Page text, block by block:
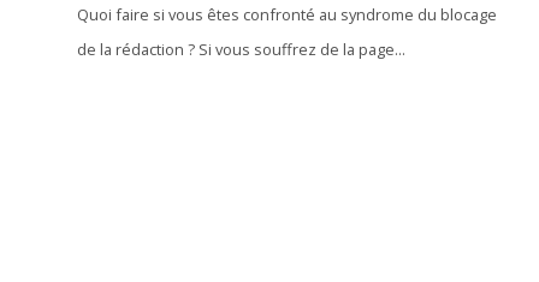
Quoi faire si vous êtes confronté au syndrome du blocage
de la rédaction ? Si vous souffrez de la page...